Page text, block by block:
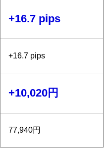
+16.7 pips
+16.7 pips
+10,020円
77,940円